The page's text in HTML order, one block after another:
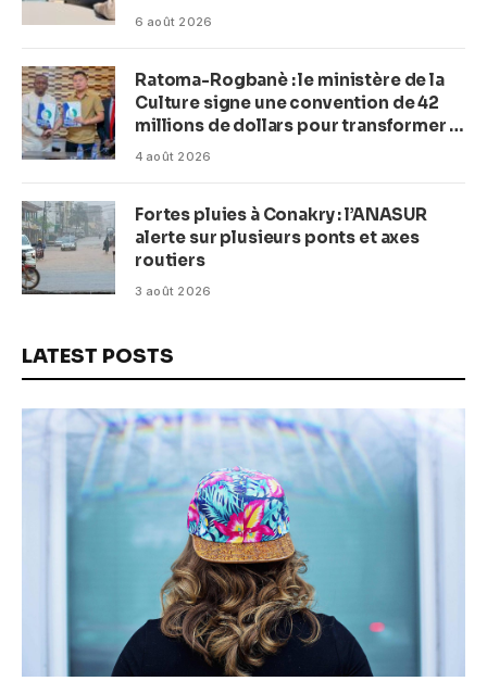
(Macka Baldé)
6 août 2026
Ratoma-Rogbanè : le ministère de la
Culture signe une convention de 42
millions de dollars pour transformer la
plage en complexe balnéaire
4 août 2026
Fortes pluies à Conakry : l’ANASUR
alerte sur plusieurs ponts et axes
routiers
3 août 2026
LATEST POSTS